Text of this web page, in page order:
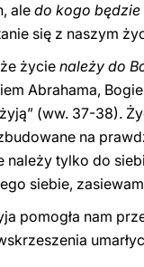
ale do kogo będzie
się z naszym
życie należy do
Abrahama,
(ww. 37-38).
na
należy tylko do
siebie,
pomogła nam